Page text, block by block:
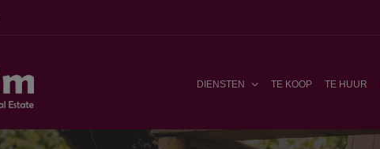
DIENSTEN TE KOOP TE HUUR